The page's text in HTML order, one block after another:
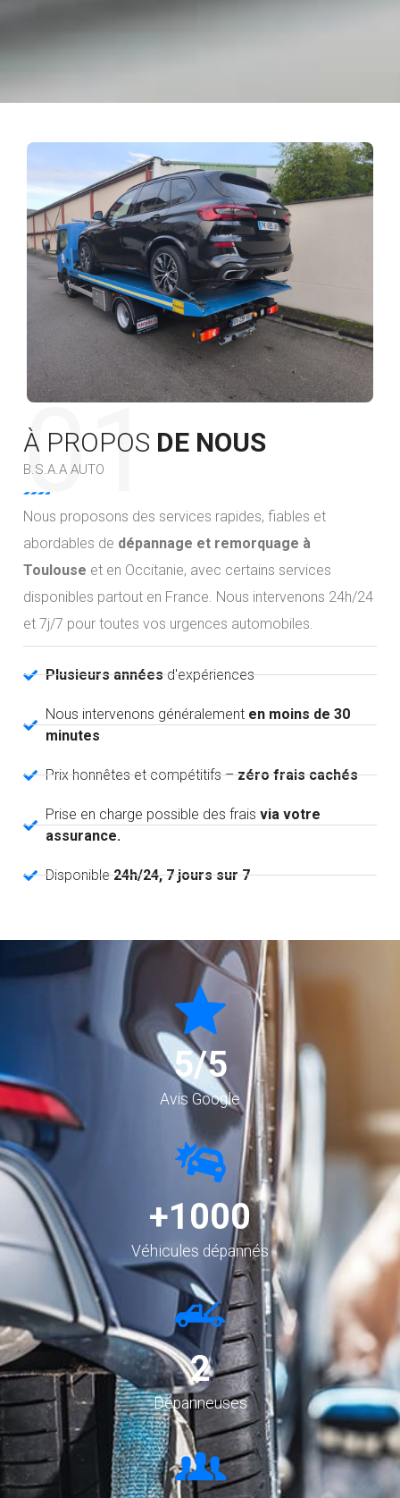
01
À PROPOS DE NOUS
B.S.A.A AUTO
Nous proposons des services rapides, fiables et
abordables de dépannage et remorquage à
Toulouse et en Occitanie, avec certains services
disponibles partout en France. Nous intervenons 24h/24
et 7j/7 pour toutes vos urgences automobiles.
Plusieurs annéesd'expériences
Nous intervenons généralement en moins de 30
minutes
Prix honnêtes et compétitifs –zéro frais cachés
Prise en charge possible des frais via votre
assurance.
Disponible24h/24, 7 jours sur 7
Avis Google
5/5
Véhicules dépannés
+1000
Dépanneuses
2